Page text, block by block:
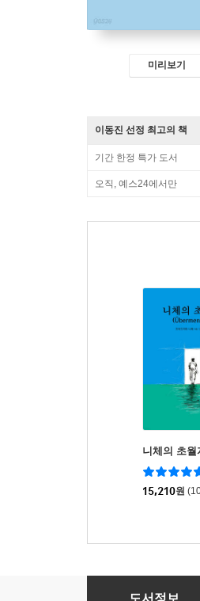
미리보기
이동진 선정 최고의 책
기간 한정 특가 도서
오직, 예스24에서만
니체의 초월
15,210원
불안한 날에 니체를
도서정보